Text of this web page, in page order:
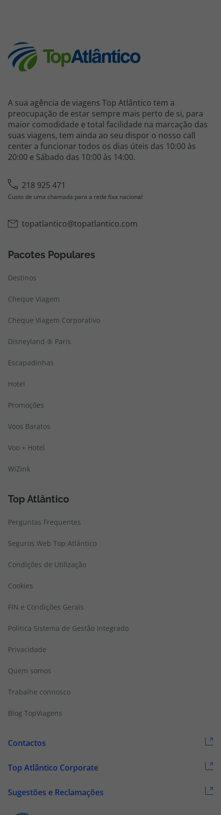
A sua agência de viagens Top Atlântico tem a
preocupação de estar sempre mais perto de si, para
maior comodidade e total facilidade na marcação das
suas viagens, tem ainda ao seu dispor o nosso call
center a funcionar todos os dias úteis das 10:00 às
20:00 e Sábado das 10:00 às 14:00.
218 925 471
Custo de uma chamada para a rede fixa nacional
topatlantico@topatlantico.com
Pacotes Populares
Destinos
Cheque Viagem
Cheque Viagem Corporativo
Disneyland ® Paris
Escapadinhas
Hotel
Promoções
Voos Baratos
Voo + Hotel
WiZink
Top Atlântico
Perguntas Frequentes
Seguros Web Top Atlântico
Condições de Utilização
Cookies
FIN e Condições Gerais
Politica Sistema de Gestão Integrado
Privacidade
Quem somos
Trabalhe connosco
Blog TopViagens
Contactos
Top Atlântico Corporate
Sugestões e Reclamações